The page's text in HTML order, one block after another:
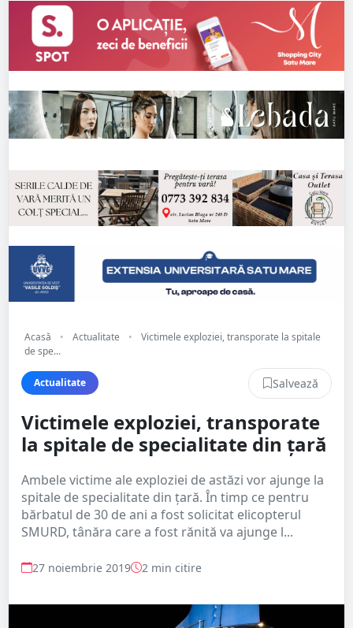
Acasă • Actualitate •
Victimele exploziei, transporate la spitale
de spe...
Actualitate Salvează
Victimele exploziei, transporate
la spitale de specialitate din țară
Ambele victime ale exploziei de astăzi vor ajunge la
spitale de specialitate din țară. În timp ce pentru
bărbatul de 30 de ani a fost solicitat elicopterul
SMURD, tânăra care a fost rănită va ajunge l...
27 noiembrie 2019 2 min citire